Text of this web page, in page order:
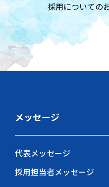
採用についての
メッセージ
代表メッセージ
採用担当者メッセージ